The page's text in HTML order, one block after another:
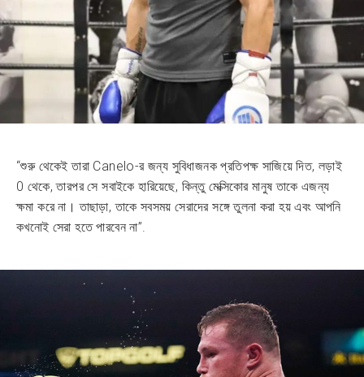
“শুরু থেকেই তারা Canelo-র জন্য সুবিধাজনক প্রতিপক্ষ সাজিয়ে দিত, লড়াই
0 থেকে, তারপর সে সবাইকে হারিয়েছে, কিন্তু মেক্সিকোর মানুষ তাকে এজন্য
ক্ষমা করে না। তাছাড়া, তাকে সবসময় সেরাদের সঙ্গে তুলনা করা হয় এবং আপনি
কখনোই সেরা হতে পারবেন না”.